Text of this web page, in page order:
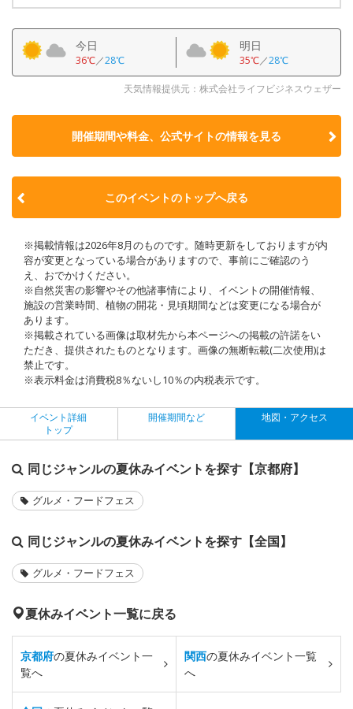
今日
36℃／28℃
明日
35℃／28℃
天気情報提供元：株式会社ライフビジネスウェザー
開催期間や料金、公式サイトの情報を見る
このイベントのトップへ戻る
※掲載情報は2026年8月のものです。随時更新をしておりますが内
容が変更となっている場合がありますので、事前にご確認のう
え、おでかけください。
※自然災害の影響やその他諸事情により、イベントの開催情報、
施設の営業時間、植物の開花・見頃期間などは変更になる場合が
あります。
※掲載されている画像は取材先から本ページへの掲載の許諾をい
ただき、提供されたものとなります。画像の無断転載(二次使用)は
禁止です。
※表示料金は消費税8％ないし10％の内税表示です。
イベント詳細
トップ
開催期間など 地図・アクセス
同じジャンルの夏休みイベントを探す【京都府】
グルメ・フードフェス
同じジャンルの夏休みイベントを探す【全国】
グルメ・フードフェス
夏休みイベント一覧に戻る
京都府の夏休みイベント一
覧へ
関西の夏休みイベント一覧
へ